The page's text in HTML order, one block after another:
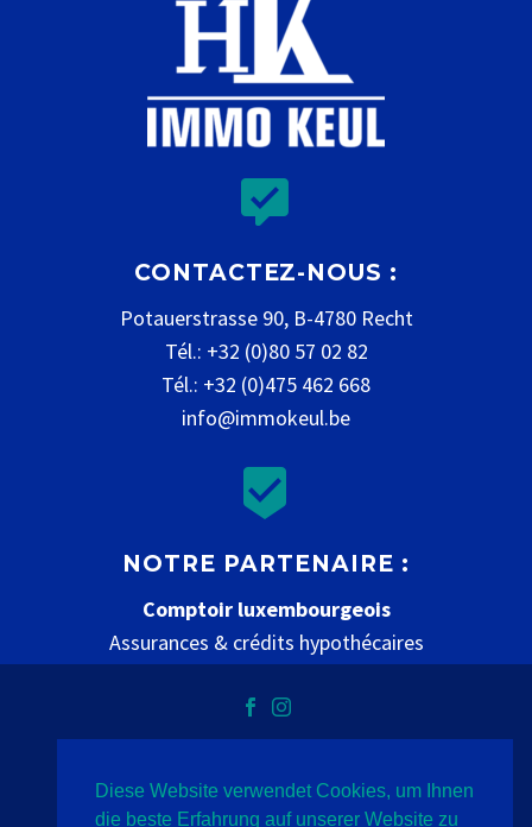


CONTACTEZ-NOUS :
Potauerstrasse 90, B-4780 Recht
Tél.: +32 (0)80 57 02 82
Tél.: +32 (0)475 462 668
info@immokeul.be


NOTRE PARTENAIRE :
Comptoir luxembourgeois
Assurances & crédits hypothécaires
Datenschutz Impressum Kontakt
Diese Website verwendet Cookies, um Ihnen
die beste Erfahrung auf unserer Website zu